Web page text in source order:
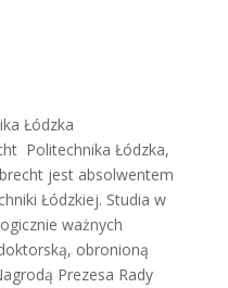
Łódzka
Politechnika Łódzka,
jest absolwentem
Łódzkiej. Studia w
ważnych
obronioną
Prezesa Rady